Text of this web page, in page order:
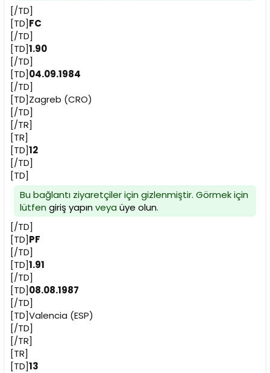
[/TD]
[TD]FC
[/TD]
[TD]1.90
[/TD]
[TD]04.09.1984
[/TD]
[TD]Zagreb (CRO)
[/TD]
[/TR]
[TR]
[TD]12
[/TD]
[TD]
Bu bağlantı ziyaretçiler için gizlenmiştir. Görmek için
lütfen giriş yapınveya üye olun.
[/TD]
[TD]PF
[/TD]
[TD]1.91
[/TD]
[TD]08.08.1987
[/TD]
[TD]Valencia (ESP)
[/TD]
[/TR]
[TR]
[TD]13